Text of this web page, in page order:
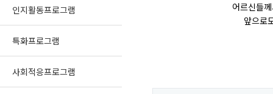
인지활동프로그램
특화프로그램
사회적응프로그램
어르신들
앞으로